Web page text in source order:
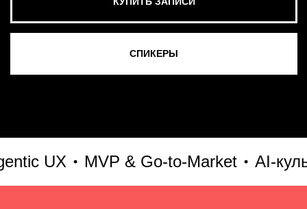
UX MVP & Go-to-Market AI-
СМОТРЕТЬ ВСЕ ФОТО